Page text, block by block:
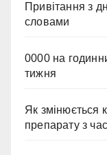
Привітання з
словами
0000 на
тижня
Як змінюється
препарату з